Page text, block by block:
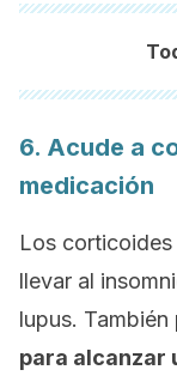
6. Acude a
medicación
Los
llevar al
lupus. También
para alcanzar